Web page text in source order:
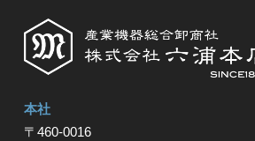
本社
〒460-0016